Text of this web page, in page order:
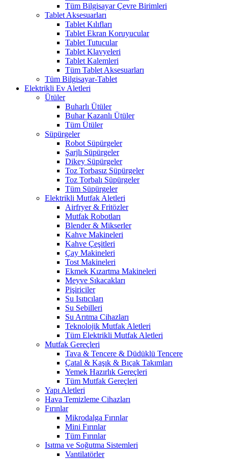
Tüm Bilgisayar Çevre Birimleri
Tablet Aksesuarları
Tablet Kılıfları
Tablet Ekran Koruyucular
Tablet Tutucular
Tablet Klavyeleri
Tablet Kalemleri
Tüm Tablet Aksesuarları
Tüm Bilgisayar-Tablet
Elektrikli Ev Aletleri
Ütüler
Buharlı Ütüler
Buhar Kazanlı Ütüler
Tüm Ütüler
Süpürgeler
Robot Süpürgeler
Şarjlı Süpürgeler
Dikey Süpürgeler
Toz Torbasız Süpürgeler
Toz Torbalı Süpürgeler
Tüm Süpürgeler
Elektrikli Mutfak Aletleri
Airfryer & Fritözler
Mutfak Robotları
Blender & Mikserler
Kahve Makineleri
Kahve Çeşitleri
Çay Makineleri
Tost Makineleri
Ekmek Kızartma Makineleri
Meyve Sıkacakları
Pişiriciler
Su Isıtıcıları
Su Sebilleri
Su Arıtma Cihazları
Teknolojik Mutfak Aletleri
Tüm Elektrikli Mutfak Aletleri
Mutfak Gereçleri
Tava & Tencere & Düdüklü Tencere
Çatal & Kaşık & Bıçak Takımları
Yemek Hazırlık Gereçleri
Tüm Mutfak Gereçleri
Yapı Aletleri
Hava Temizleme Cihazları
Fırınlar
Mikrodalga Fırınlar
Mini Fırınlar
Tüm Fırınlar
Isıtma ve Soğutma Sistemleri
Vantilatörler